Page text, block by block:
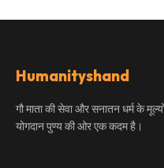
Humanityshand
गौ माता की सेवा और सनातन धर्म के
योगदान पुण्य की ओर एक कदम है।